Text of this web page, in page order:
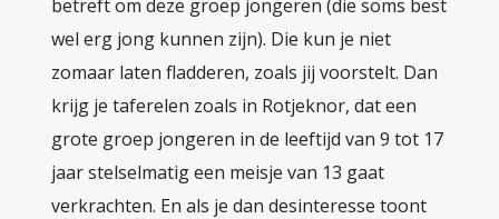
betreft om deze groep jongeren (die soms best
wel erg jong kunnen zijn). Die kun je niet
zomaar laten fladderen, zoals jij voorstelt. Dan
krijg je taferelen zoals in Rotjeknor, dat een
grote groep jongeren in de leeftijd van 9 tot 17
jaar stelselmatig een meisje van 13 gaat
verkrachten. En als je dan desinteresse toont